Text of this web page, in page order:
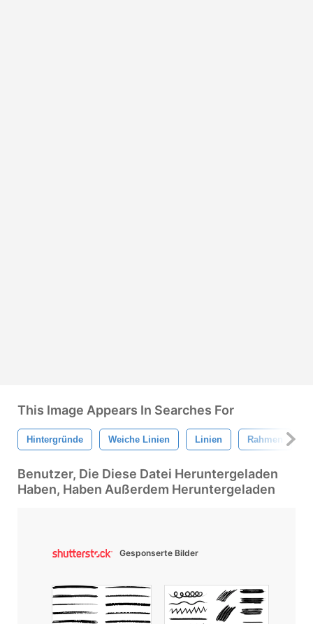
This Image Appears In Searches For
Hintergründe Weiche Linien Linien Rahmen
Benutzer, Die Diese Datei Heruntergeladen
Haben, Haben Außerdem Heruntergeladen
Gesponserte Bilder